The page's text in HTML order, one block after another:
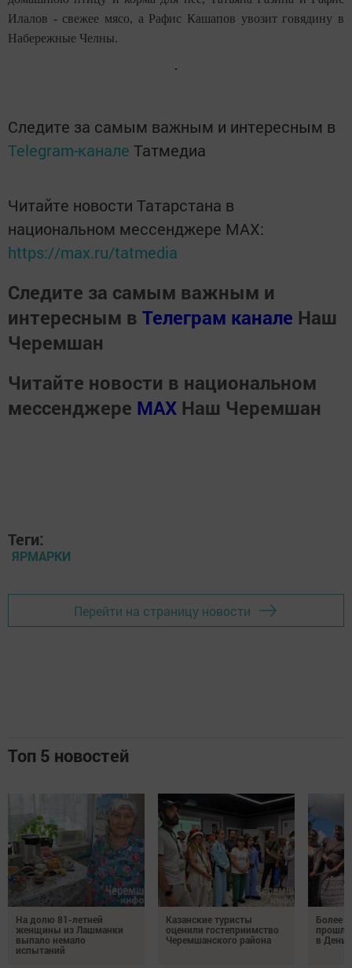
Илалов - свежее мясо, а Рафис Кашапов увозит говядину в
Набережные Челны.
Следите за самым важным и интересным в
Telegram-канале Татмедиа
Читайте новости Татарстана в
национальном мессенджере MАХ:
https://max.ru/tatmedia
Следите за самым важным и
интересным в Телеграм канале Наш
Черемшан
Читайте новости в национальном
мессенджере MАХ Наш Черемшан
Теги:
ЯРМАРКИ
Перейти на страницу новости
Топ 5 новостей
На долю 81-летней
женщины из Лашманки
выпало немало
испытаний
Казанские туристы
оценили гостеприимство
Черемшанского района
Более
в День